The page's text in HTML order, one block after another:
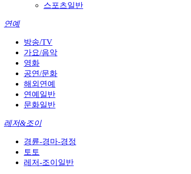
스포츠일반
연예
방송/TV
가요/음악
영화
공연/문화
해외연예
연예일반
문화일반
레저&조이
경륜-경마-경정
토토
레저-조이일반